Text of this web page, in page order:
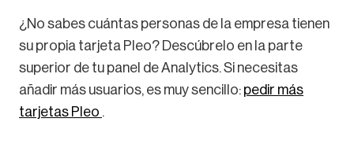
¿No sabes cuántas personas de la empresa tienen
su propia tarjeta Pleo? Descúbrelo en la parte
superior de tu panel de Analytics. Si necesitas
añadir más usuarios, es muy sencillo: pedir más
tarjetas Pleo .